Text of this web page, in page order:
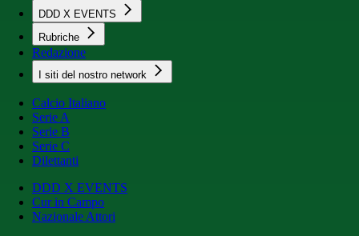
DDD X EVENTS
Rubriche
Redazione
I siti del nostro network
Calcio Italiano
Serie A
Serie B
Serie C
Dilettanti
DDD X EVENTS
Cur in Campo
Nazionale Attori